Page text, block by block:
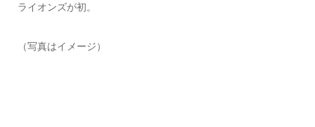
ライオンズが初。
（写真はイメージ）